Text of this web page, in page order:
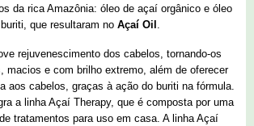
da rica Amazônia: óleo de açaí orgânico e óleo
que resultaram no Açaí Oil .
rejuvenescimento dos cabelos, tornando-os
macios e com brilho extremo, além de oferecer
aos cabelos, graças à ação do buriti na fórmula.
a linha Açaí Therapy, que é composta por uma
tratamentos para uso em casa. A linha Açaí